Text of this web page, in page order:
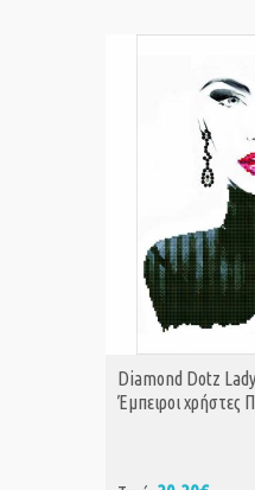
Diamond Dotz
Έμπειροι χρήστες